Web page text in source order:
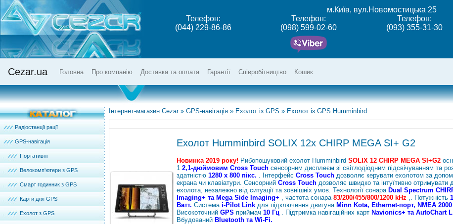
м.Київ, вул.Новомостицька 25
Телефон:
(044) 229-86-86
Телефон:
(098) 599-02-60
Телефон:
(093) 355-31-30
Cezar.ua Головна Про компанію Доставка та оплата Гарантії Співробітництво Кошик
Радіостанції рації
GPS-навігація
Портативні
Велокомп'ютери з GPS
Смарт годинник з GPS
Карти для GPS
Ехолот з GPS
Інтернет-магазин Cezar » GPS-навігація » Ехолот із GPS » Ехолот із GPS Humminbird
Ехолот Humminbird SOLIX 12x CHIRP MEGA SI+ G2
Новинка 2019 року! Рибопошуковий ехолот Humminbird SOLIX 12 CHIRP MEGA SI+G2
1 2,1-дюймовим Cross Touch сенсорним дисплеєм зі світлодіодним підсвічуванням та
здатністю 1280 x 800 пікс. . Інтерфейс Cross Touch дозволяє керувати ехолотом за
екрана чи клавіатури. Сенсорний Cross Touch дозволяє швидко та інтуїтивно отримувати
ехолота, незалежно від ситуації та зовнішніх умов. Технології сонараDual Spectrum
Imaging+ та Mega Side Imaging+ , частота сонара83/200/455/800/1200 kHz ,. Потужність
Ватт. Системаi-Pilot Link для підключення двигунаMinn Kota, Ethernet-порт, NMEA 2000
Високоточний GPS приймач 10 Гц . Підтримка навігаційних карт Navionics+ та AutoChart
Вбудований Bluetooth та Wi-Fi.